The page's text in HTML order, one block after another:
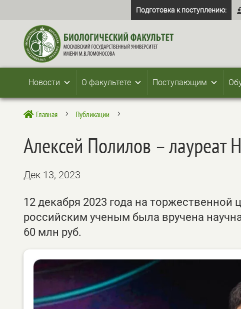
Подготовка к поступлению:
Новости О факультете Поступающим
 Главная 5 Публикации 5
Алексей Полилов – лауреат
Дек 13, 2023
12 декабря 2023 года на
российским ученым была вручена
60 млн руб.